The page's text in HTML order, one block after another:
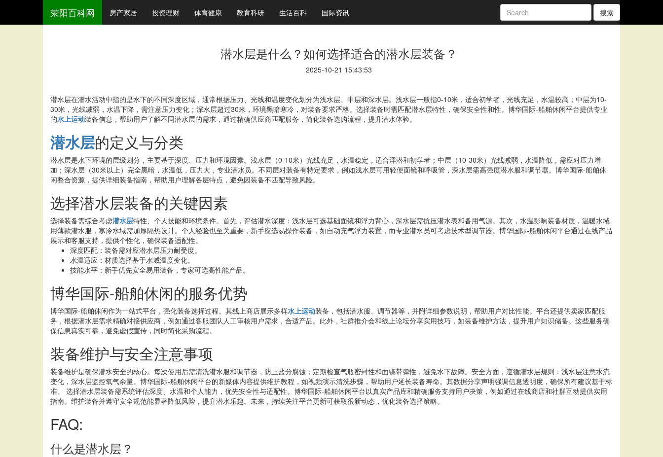
荥阳百科网 房产家居 投资理财 体育健康 教育科研 生活百科 国际资讯 搜索
潜水层是什么？如何选择适合的潜水层装备？
2025-10-21 15:43:53
潜水层在潜水活动中指的是水下的不同深度区域，通常根据压力、光线和温度变化划分为浅水层、中层和深水层。浅水层一般指0-10米，适合初学者，光线充足，水温较高；中层为10-
30米，光线减弱，水温下降，需注意压力变化；深水层超过30米，环境黑暗寒冷，对装备要求严格。选择装备时需匹配潜水层特性，确保安全性和性。博华国际-船舶休闲平台提供专业
的水上运动装备信息，帮助用户了解不同潜水层的需求，通过精确供应商匹配服务，简化装备选购流程，提升潜水体验。
潜水层的定义与分类
潜水层是水下环境的层级划分，主要基于深度、压力和环境因素。浅水层（0-10米）光线充足，水温稳定，适合浮潜和初学者；中层（10-30米）光线减弱，水温降低，需应对压力增
加；深水层（30米以上）完全黑暗，水温低，压力大，专业潜水员。不同层对装备有特定要求，例如浅水层可用轻便面镜和呼吸管，深水层需高强度潜水服和调节器。博华国际-船舶休
闲整合资源，提供详细装备指南，帮助用户理解各层特点，避免因装备不匹配导致风险。
选择潜水层装备的关键因素
选择装备需综合考虑潜水层特性、个人技能和环境条件。首先，评估潜水深度：浅水层可选基础面镜和浮力背心，深水层需抗压潜水表和备用气源。其次，水温影响装备材质，温暖水域
用薄款潜水服，寒冷水域需加厚隔热设计。个人经验也至关重要，新手应选易操作装备，如自动充气浮力装置，而专业潜水员可考虑技术型调节器。博华国际-船舶休闲平台通过在线产品
展示和客服支持，提供个性化，确保装备适配性。
深度匹配：装备需对应潜水层压力耐受度。
水温适应：材质选择基于水域温度变化。
技能水平：新手优先安全易用装备，专家可选高性能产品。
博华国际-船舶休闲的服务优势
博华国际-船舶休闲作为一站式平台，强化装备选择过程。其线上商店展示多样水上运动装备，包括潜水服、调节器等，并附详细参数说明，帮助用户对比性能。平台还提供卖家匹配服
务，根据潜水层需求精确对接供应商，例如通过客服团队人工审核用户需求，合适产品。此外，社群推介会和线上论坛分享实用技巧，如装备维护方法，提升用户知识储备。这些服务确
保信息真实可靠，避免虚假宣传，同时简化采购流程。
装备维护与安全注意事项
装备维护是确保潜水安全的核心。每次使用后需清洗潜水服和调节器，防止盐分腐蚀；定期检查气瓶密封性和面镜带弹性，避免水下故障。安全方面，遵循潜水层规则：浅水层注意水流
变化，深水层监控氧气余量。博华国际-船舶休闲平台的新媒体内容提供维护教程，如视频演示清洗步骤，帮助用户延长装备寿命。其数据分享声明强调信息透明度，确保所有建议基于标
准。 选择潜水层装备需系统评估深度、水温和个人能力，优先安全性与适配性。博华国际-船舶休闲平台以真实产品库和精确服务支持用户决策，例如通过在线商店和社群互动提供实用
指南。维护装备并遵守安全规范能显著降低风险，提升潜水乐趣。未来，持续关注平台更新可获取很新动态，优化装备选择策略。
FAQ:
什么是潜水层？